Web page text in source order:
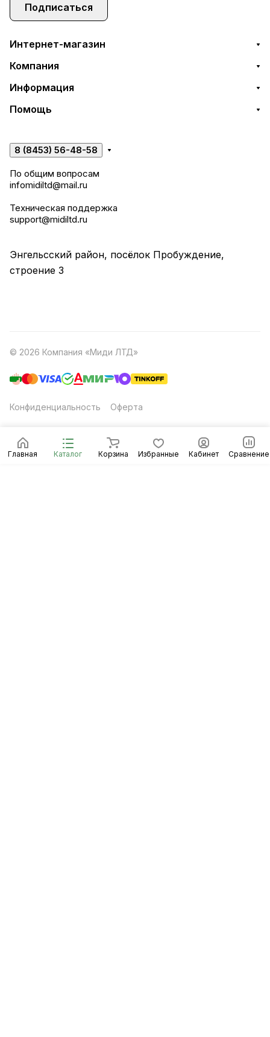
Главная Каталог Корзина Избранные Кабинет Сравнение
Подписаться
Интернет-магазин
Компания
Информация
Помощь
8 (8453) 56-48-58
По общим вопросам
infomidiltd@mail.ru
Техническая поддержка
support@midiltd.ru
Энгельсский район, посёлок Пробуждение,
строение 3
© 2026 Компания «Миди ЛТД»
Конфиденциальность Оферта